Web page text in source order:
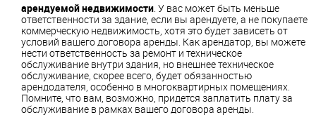
арендуемой недвижимости . У вас может быть меньше
ответственности за здание, если вы арендуете, а не покупаете
коммерческую недвижимость, хотя это будет зависеть от
условий вашего договора аренды. Как арендатор, вы можете
нести ответственность за ремонт и техническое
обслуживание внутри здания, но внешнее техническое
обслуживание, скорее всего, будет обязанностью
арендодателя, особенно в многоквартирных помещениях.
Помните, что вам, возможно, придется заплатить плату за
обслуживание в рамках вашего договора аренды.